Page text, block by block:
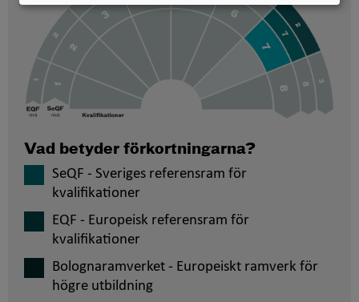
Vad betyder förkortningarna?
SeQF - Sveriges referensram för
kvalifikationer
EQF - Europeisk referensram för
kvalifikationer
Bolognaramverket - Europeiskt ramverk för
högre utbildning